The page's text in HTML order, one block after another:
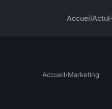
AccueilActu
Accueil›Marketing